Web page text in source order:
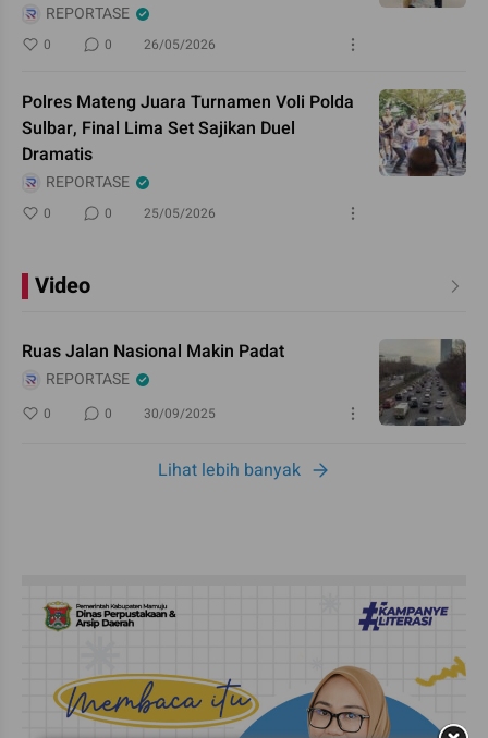
REPORTASE
0 0 26/05/2026
Polres Mateng Juara Turnamen Voli Polda
Sulbar, Final Lima Set Sajikan Duel
Dramatis
REPORTASE
0 0 25/05/2026
Video
Ruas Jalan Nasional Makin Padat
REPORTASE
0 0 30/09/2025
Lihat lebih banyak